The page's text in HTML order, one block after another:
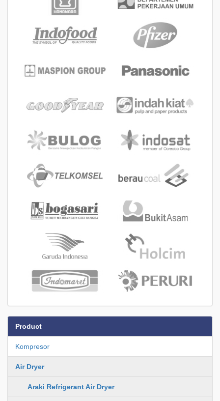
Product
Kompresor
Air Dryer
Araki Refrigerant Air Dryer